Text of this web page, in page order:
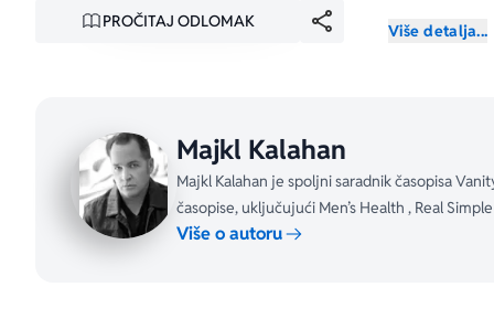
PROČITAJ ODLOMAK
koja ne
Preplićući
čuvenom
Više detalja...
Majkl Kalahan
Majkl Kalahan je spoljni saradnik časopisa
časopise, uključujući Men’s Health , Real
Više o autoru